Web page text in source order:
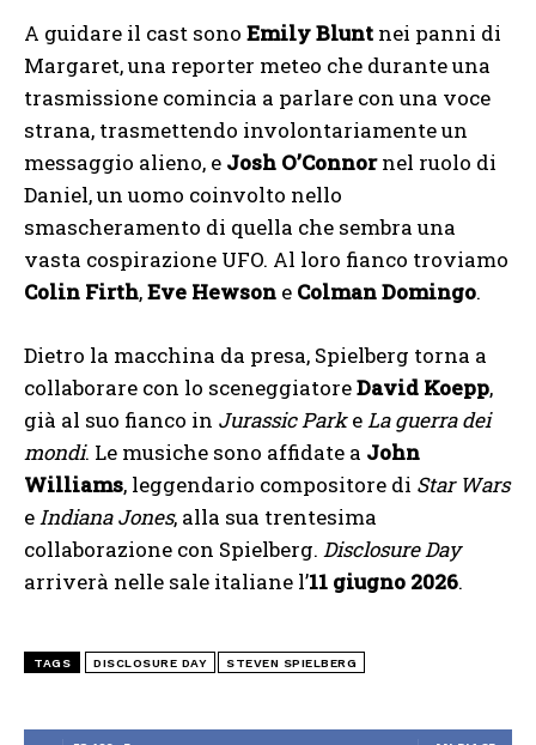
A guidare il cast sono Emily Blunt nei panni di
Margaret, una reporter meteo che durante una
trasmissione comincia a parlare con una voce
strana, trasmettendo involontariamente un
messaggio alieno, e Josh O’Connornel ruolo di
Daniel, un uomo coinvolto nello
smascheramento di quella che sembra una
vasta cospirazione UFO. Al loro fianco troviamo
Colin Firth,Eve Hewson e Colman Domingo.
Dietro la macchina da presa, Spielberg torna a
collaborare con lo sceneggiatoreDavid Koepp,
già al suo fianco in Jurassic ParkeLa guerra dei
mondi. Le musiche sono affidate a John
Williams, leggendario compositore di Star Wars
eIndiana Jones, alla sua trentesima
collaborazione con Spielberg. Disclosure Day
arriverà nelle sale italiane l’11 giugno 2026.
TAGS DISCLOSURE DAY STEVEN SPIELBERG